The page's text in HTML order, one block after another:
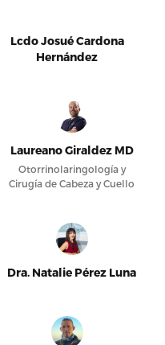
Lcdo Josué Cardona
Hernández
Laureano Giraldez MD
Otorrinolaringología y
Cirugía de Cabeza y Cuello
Dra. Natalie Pérez Luna